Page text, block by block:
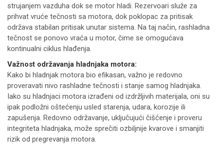
strujanjem vazduha dok se motor hladi. Rezervoari služe za
prihvat vruće tečnosti sa motora, dok poklopac za pritisak
održava stabilan pritisak unutar sistema. Na taj način, rashladna
tečnost se ponovo vraća u motor, čime se omogućava
kontinualni ciklus hlađenja.
Važnost održavanja hladnjaka motora:
Kako bi hladnjak motora bio efikasan, važno je redovno
proveravati nivo rashladne tečnosti i stanje samog hladnjaka.
Iako su hladnjaci motora izrađeni od izdržljivih materijala, oni su
ipak podložni oštećenju usled starenja, udara, korozije ili
zapušenja. Redovno održavanje, uključujući čišćenje i proveru
integriteta hladnjaka, može sprečiti ozbiljnije kvarove i smanjiti
rizik od pregrevanja motora.